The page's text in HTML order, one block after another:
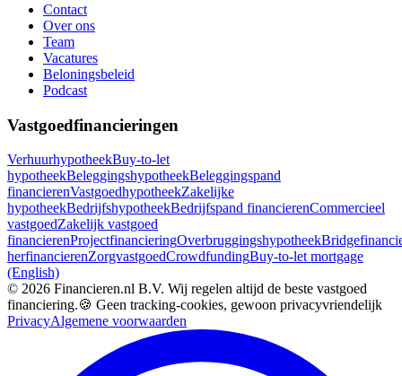
Contact
Over ons
Team
Vacatures
Beloningsbeleid
Podcast
Vastgoedfinancieringen
VerhuurhypotheekBuy-to-let
hypotheekBeleggingshypotheekBeleggingspand
financierenVastgoedhypotheekZakelijke
hypotheekBedrijfshypotheekBedrijfspand financierenCommercieel
vastgoedZakelijk vastgoed
financierenProjectfinancieringOverbruggingshypotheek
herfinancierenZorgvastgoedCrowdfundingBuy-to-let mortgage
(English)
© 2026 Financieren.nl B.V. Wij regelen altijd de beste vastgoed
financiering.🍪 Geen tracking-cookies, gewoon privacyvriendelijk
PrivacyAlgemene voorwaarden